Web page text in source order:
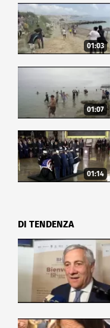
01:03
01:07
01:14
DI TENDENZA